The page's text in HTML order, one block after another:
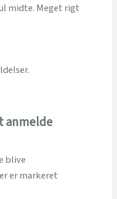
midte. Meget rigt
anmelde
blive
er markeret